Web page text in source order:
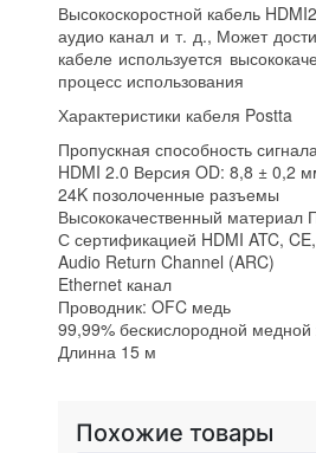
Высокоскоростной кабель
аудио канал и т. д., Может
кабеле используется
процесс использования
Характеристики кабеля Postta
Пропускная способность
HDMI 2.0 Версия OD: 8,8 ± 0,2
24K позолоченные разъемы
Высококачественный материал
С сертификацией HDMI ATC,
Audio Return Channel (ARC)
Ethernet канал
Проводник: OFC медь
99,99% бескислородной
Длинна 15 м
Похожие товары